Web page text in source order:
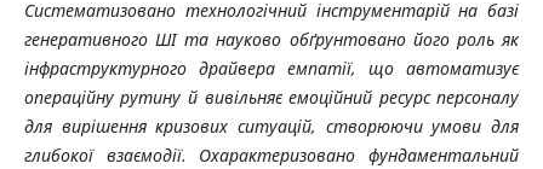
Систематизовано технологічний інструментарій на базі
генеративного ШІ та науково обґрунтовано його роль як
інфраструктурного драйвера емпатії, що автоматизує
операційну рутину й вивільняє емоційний ресурс персоналу
для вирішення кризових ситуацій, створюючи умови для
глибокої взаємодії. Охарактеризовано фундаментальний